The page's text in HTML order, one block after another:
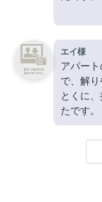
ありが
エイ様
アパー
で、解り
とくに
たです。